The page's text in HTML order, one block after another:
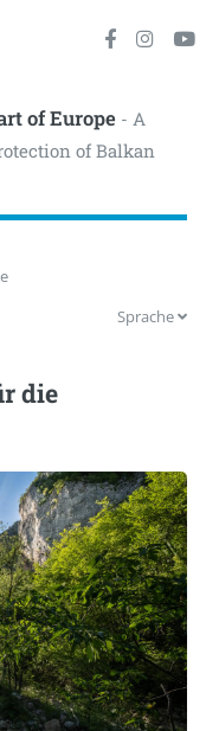
of Europe- A
of Balkan
Sprache
die